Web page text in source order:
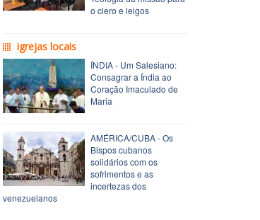
o clero e leigos
igrejas locais
ÍNDIA - Um Salesiano:
Consagrar a Índia ao
Coração Imaculado de
Maria
AMÉRICA/CUBA - Os
Bispos cubanos
solidários com os
sofrimentos e as
incertezas dos
venezuelanos